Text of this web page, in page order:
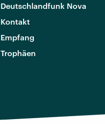
Deutschlandfunk Nova
Kontakt
Empfang
Trophäen